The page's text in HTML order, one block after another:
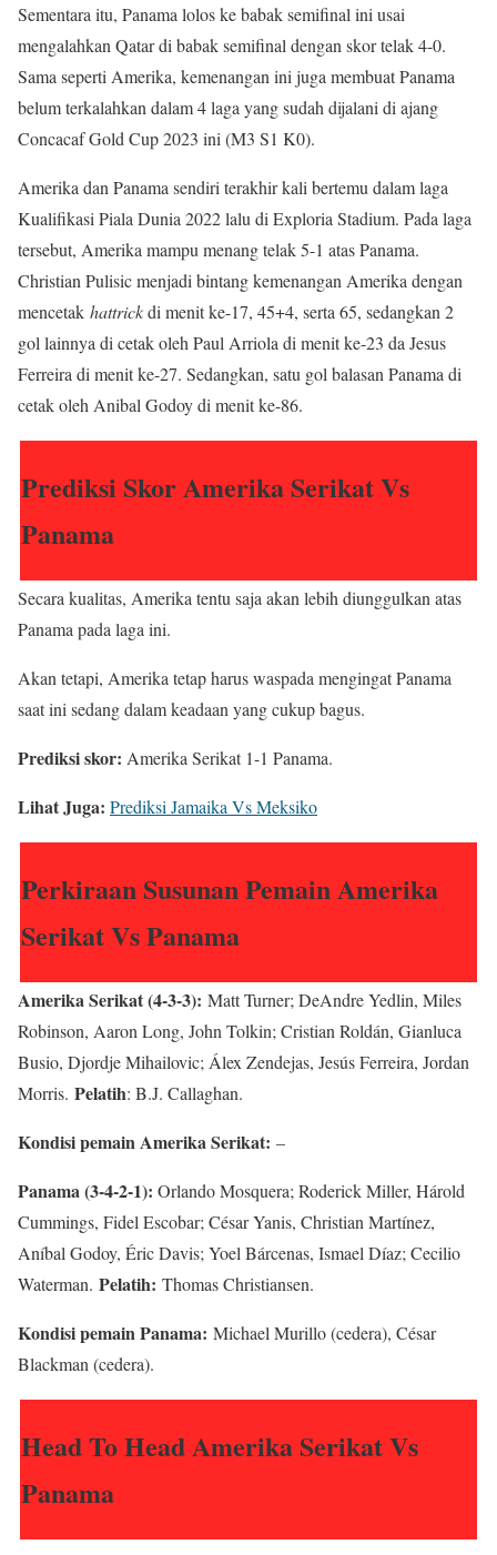
Sementara itu, Panama lolos ke babak semifinal ini usai
mengalahkan Qatar di babak semifinal dengan skor telak 4-0.
Sama seperti Amerika, kemenangan ini juga membuat Panama
belum terkalahkan dalam 4 laga yang sudah dijalani di ajang
Concacaf Gold Cup 2023 ini (M3 S1 K0).
Amerika dan Panama sendiri terakhir kali bertemu dalam laga
Kualifikasi Piala Dunia 2022 lalu di Exploria Stadium. Pada laga
tersebut, Amerika mampu menang telak 5-1 atas Panama.
Christian Pulisic menjadi bintang kemenangan Amerika dengan
mencetak hattrickdi menit ke-17, 45+4, serta 65, sedangkan 2
gol lainnya di cetak oleh Paul Arriola di menit ke-23 da Jesus
Ferreira di menit ke-27. Sedangkan, satu gol balasan Panama di
cetak oleh Anibal Godoy di menit ke-86.
Prediksi Skor Amerika Serikat Vs
Panama
Secara kualitas, Amerika tentu saja akan lebih diunggulkan atas
Panama pada laga ini.
Akan tetapi, Amerika tetap harus waspada mengingat Panama
saat ini sedang dalam keadaan yang cukup bagus.
Prediksi skor: Amerika Serikat 1-1 Panama.
Lihat Juga: Prediksi Jamaika Vs Meksiko
Perkiraan Susunan Pemain Amerika
Serikat Vs Panama
Amerika Serikat (4-3-3): Matt Turner; DeAndre Yedlin, Miles
Robinson, Aaron Long, John Tolkin; Cristian Roldán, Gianluca
Busio, Djordje Mihailovic; Álex Zendejas, Jesús Ferreira, Jordan
Morris. Pelatih: B.J. Callaghan.
Kondisi pemain Amerika Serikat: –
Panama (3-4-2-1): Orlando Mosquera; Roderick Miller, Hárold
Cummings, Fidel Escobar; César Yanis, Christian Martínez,
Aníbal Godoy, Éric Davis; Yoel Bárcenas, Ismael Díaz; Cecilio
Waterman. Pelatih: Thomas Christiansen.
Kondisi pemain Panama: Michael Murillo (cedera), César
Blackman (cedera).
Head To Head Amerika Serikat Vs
Panama